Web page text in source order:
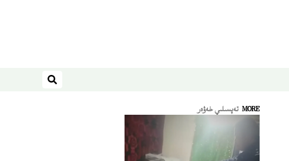
ئىزدەش
MORE تەپسىلىي خەۋەر